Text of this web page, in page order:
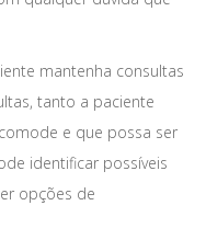
mantenha consultas
tanto a paciente
e que possa ser
identificar possíveis
opções de